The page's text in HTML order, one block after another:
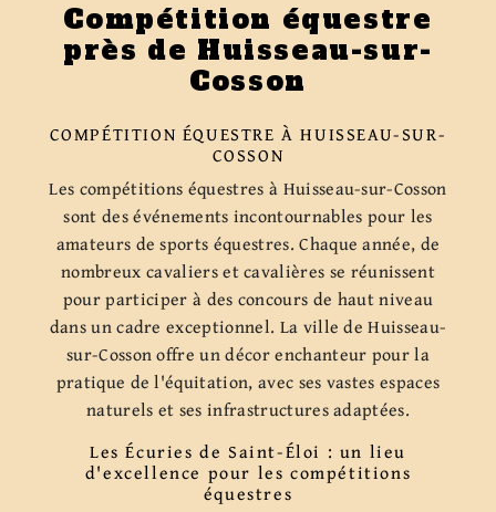
Compétition équestre
près de Huisseau-sur-
Cosson
COMPÉTITION ÉQUESTRE À HUISSEAU-SUR-
COSSON
Les compétitions équestres à Huisseau-sur-Cosson
sont des événements incontournables pour les
amateurs de sports équestres. Chaque année, de
nombreux cavaliers et cavalières se réunissent
pour participer à des concours de haut niveau
dans un cadre exceptionnel. La ville de Huisseau-
sur-Cosson offre un décor enchanteur pour la
pratique de l'équitation, avec ses vastes espaces
naturels et ses infrastructures adaptées.
Les Écuries de Saint-Éloi : un lieu
d'excellence pour les compétitions
équestres